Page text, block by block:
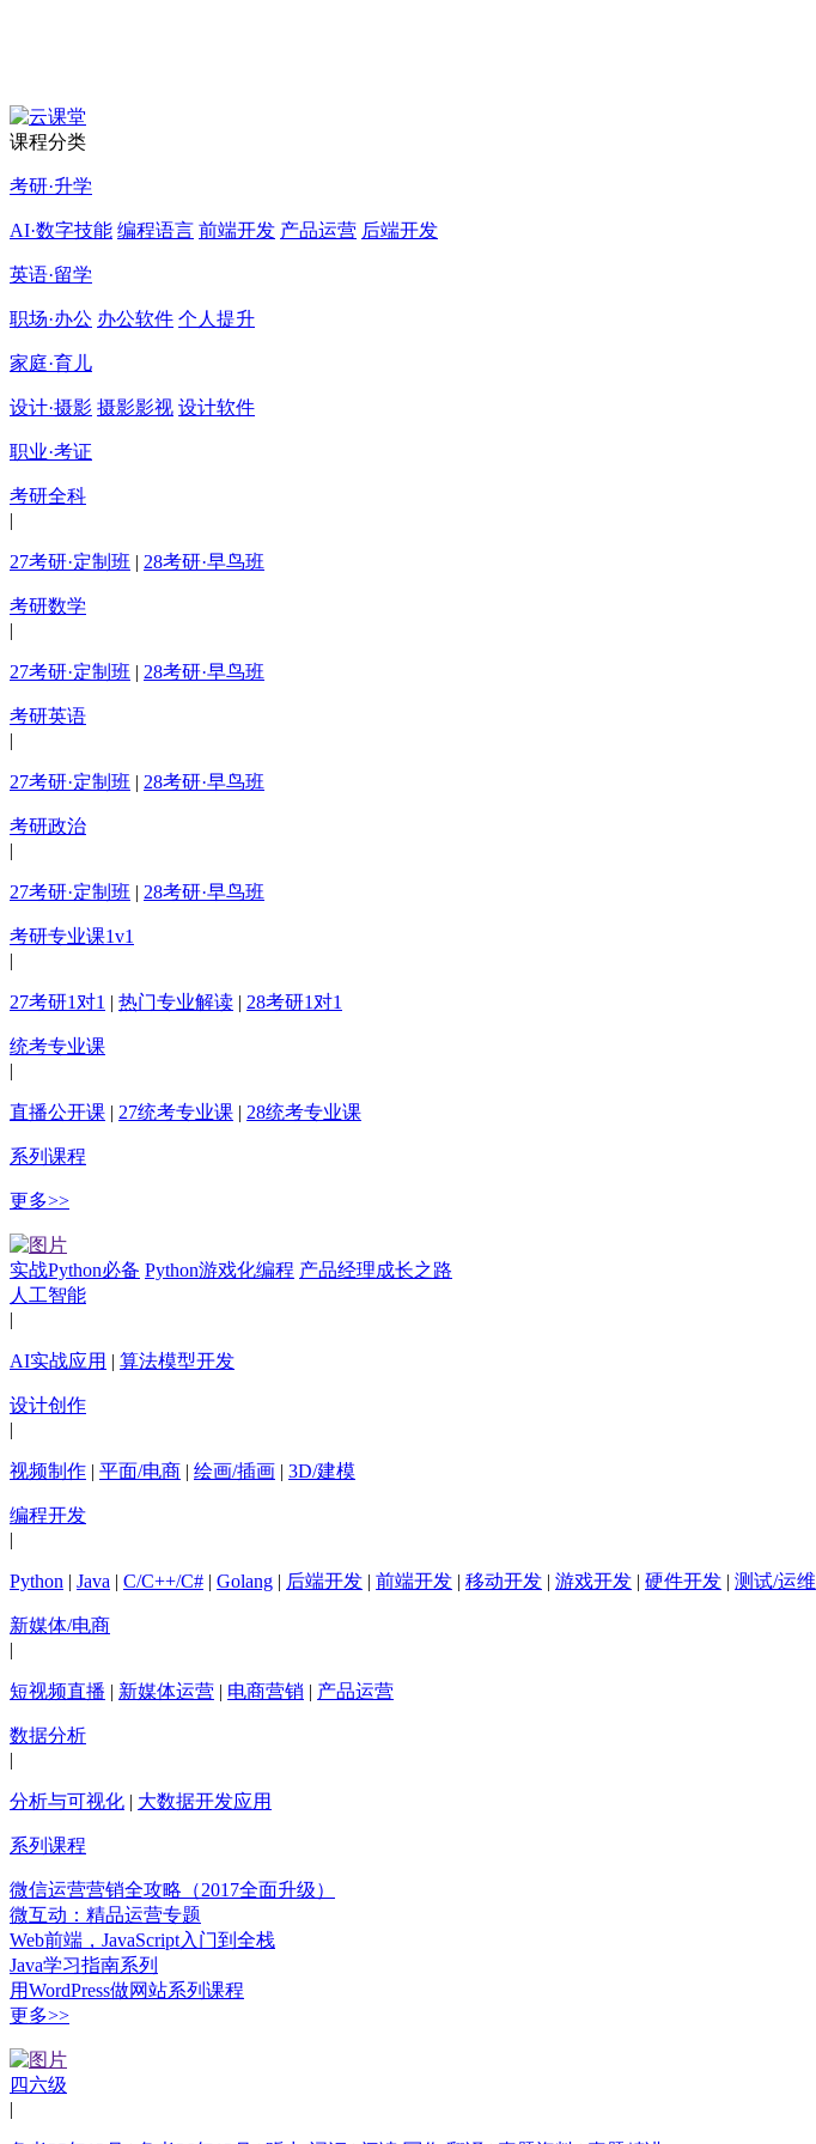
课程分类
考研·升学
AI·数字技能 编程语言 前端开发 产品运营 后端开发
英语·留学
职场·办公 办公软件 个人提升
家庭·育儿
设计·摄影 摄影影视 设计软件
职业·考证
考研全科
|
27考研·定制班 | 28考研·早鸟班
考研数学
|
27考研·定制班 | 28考研·早鸟班
考研英语
|
27考研·定制班 | 28考研·早鸟班
考研政治
|
27考研·定制班 | 28考研·早鸟班
考研专业课1v1
|
27考研1对1 | 热门专业解读 | 28考研1对1
统考专业课
|
直播公开课 | 27统考专业课 | 28统考专业课
系列课程
更多>>
实战Python必备 Python游戏化编程 产品经理成长之路
人工智能
|
AI实战应用 | 算法模型开发
设计创作
|
视频制作 | 平面/电商 | 绘画/插画 | 3D/建模
编程开发
|
Python | Java | C/C++/C# | Golang | 后端开发 | 前端开发 | 移动开发 | 游戏开发 | 硬件开发 | 测试/运维
新媒体/电商
|
短视频直播 | 新媒体运营 | 电商营销 | 产品运营
数据分析
|
分析与可视化 | 大数据开发应用
系列课程
微信运营营销全攻略（2017全面升级）
微互动：精品运营专题
Web前端，JavaScript入门到全栈
Java学习指南系列
用WordPress做网站系列课程
更多>>
四六级
|